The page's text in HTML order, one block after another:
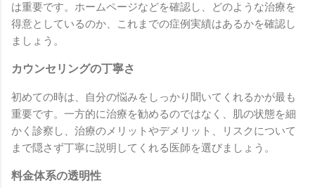
は重要です。ホームページなどを確認し、どのような治療を
得意としているのか、これまでの症例実績はあるかを確認し
ましょう。
カウンセリングの丁寧さ
初めての時は、自分の悩みをしっかり聞いてくれるかが最も
重要です。一方的に治療を勧めるのではなく、肌の状態を細
かく診察し、治療のメリットやデメリット、リスクについて
まで隠さず丁寧に説明してくれる医師を選びましょう。
料金体系の透明性